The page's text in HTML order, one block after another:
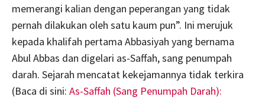
memerangi kalian dengan peperangan yang tidak
pernah dilakukan oleh satu kaum pun”. Ini merujuk
kepada khalifah pertama Abbasiyah yang bernama
Abul Abbas dan digelari as-Saffah, sang penumpah
darah. Sejarah mencatat kekejamannya tidak terkira
(Baca di sini: As-Saffah (Sang Penumpah Darah):